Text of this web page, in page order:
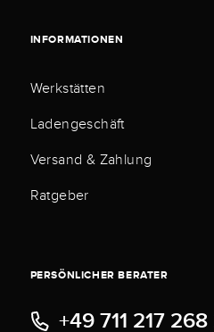
INFORMATIONEN
Werkstätten
Ladengeschäft
Versand & Zahlung
Ratgeber
PERSÖNLICHER BERATER
+49 711 217